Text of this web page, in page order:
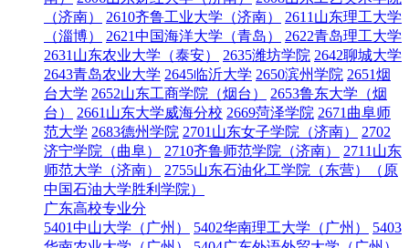
（济南）
2610齐鲁工业大学（济南）
2611山东理工大学
（淄博）
2621中国海洋大学（青岛）
2622青岛理工大学
2631山东农业大学（泰安）
2635潍坊学院 2642聊城大学
2643青岛农业大学 2645临沂大学 2650滨州学院 2651烟
台大学 2652山东工商学院（烟台）
2653鲁东大学（烟
台）
2661山东大学威海分校 2669菏泽学院 2671曲阜师
范大学 2683德州学院 2701山东女子学院（济南）
2702
济宁学院（曲阜）
2710齐鲁师范学院（济南）
2711山东
师范大学（济南）
2755山东石油化工学院（东营）（原
中国石油大学胜利学院）
广东高校专业分
5401中山大学（广州）
5402华南理工大学（广州）
5403